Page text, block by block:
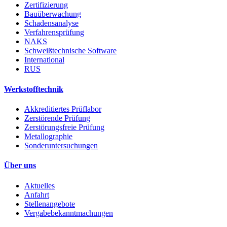
Zertifizierung
Bauüberwachung
Schadensanalyse
Verfahrensprüfung
NAKS
Schweißtechnische Software
International
RUS
Werkstofftechnik
Akkreditiertes Prüflabor
Zerstörende Prüfung
Zerstörungsfreie Prüfung
Metallographie
Sonderuntersuchungen
Über uns
Aktuelles
Anfahrt
Stellenangebote
Vergabebekanntmachungen